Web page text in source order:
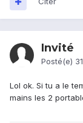
Invité
Posté(e)
Lol ok. Si tu a le
mains les 2